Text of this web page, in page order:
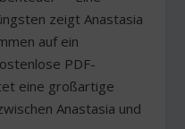
zeigt Anastasia
auf ein
PDF-
eine großartige
Anastasia und